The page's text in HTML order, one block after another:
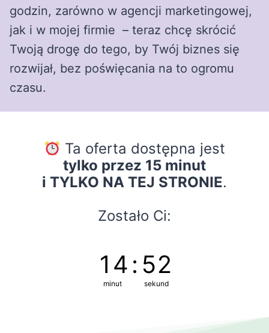
godzin, zarówno w agencji marketingowej,
jak i w mojej firmie – teraz chcę skrócić
Twoją drogę do tego, by Twój biznes się
rozwijał, bez poświęcania na to ogromu
czasu.
Ta oferta dostępna jest
tylko przez 15 minut
i TYLKO NA TEJ STRONIE.
Zostało Ci:
14
minut
: 52
sekund